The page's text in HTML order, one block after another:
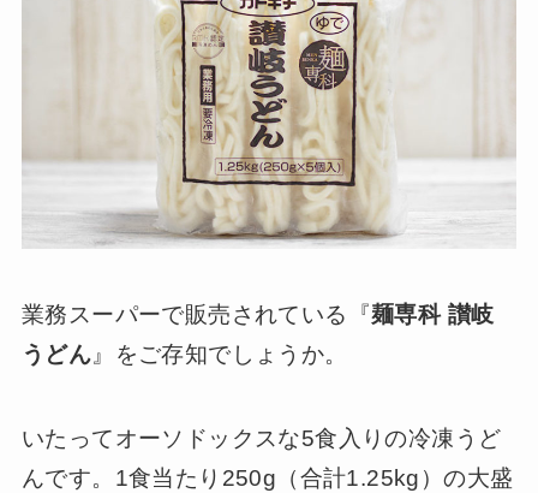
業務スーパーで販売されている『麺専科 讃岐
うどん 』をご存知でしょうか。
いたってオーソドックスな5食入りの冷凍うど
んです。1食当たり250g（合計1.25kg）の大盛